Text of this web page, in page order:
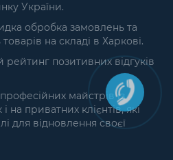
України.
обробка замовлень та
на складі в Харкові.
рейтинг позитивних відгуків
майстрів із
на приватних клієнтів, які
для відновлення своєї